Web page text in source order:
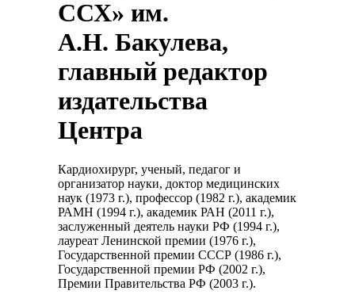
ССХ» им.
А.Н. Бакулева,
главный редактор
издательства
Центра
Кардиохирург, ученый, педагог и
организатор науки, доктор медицинских
наук (1973 г.), профессор (1982 г.), академик
РАМН (1994 г.), академик РАН (2011 г.),
заслуженный деятель науки РФ (1994 г.),
лауреат Ленинской премии (1976 г.),
Государственной премии СССР (1986 г.),
Государственной премии РФ (2002 г.),
Премии Правительства РФ (2003 г.).